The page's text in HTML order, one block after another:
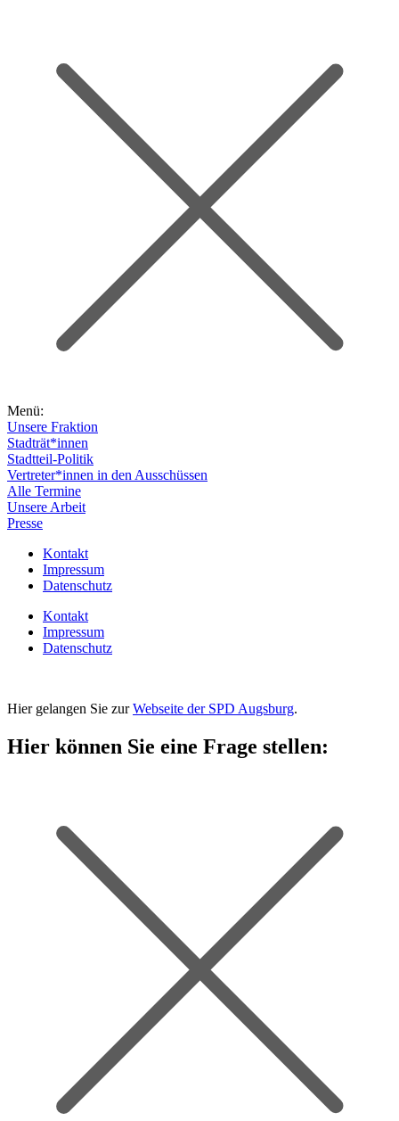
Menü:
Unsere Fraktion
Stadträt*innen
Stadtteil-Politik
Vertreter*innen in den Ausschüssen
Alle Termine
Unsere Arbeit
Presse
Kontakt
Impressum
Datenschutz
Kontakt
Impressum
Datenschutz
Hier gelangen Sie zurWebseite der SPD Augsburg.
Hier können Sie eine Frage stellen: